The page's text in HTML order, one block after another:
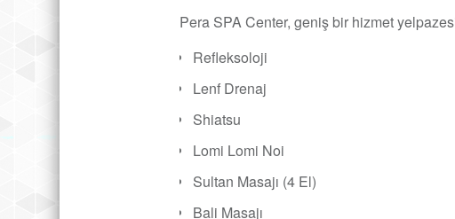
Pera SPA Center, geniş bir hizmet
Refleksoloji
Lenf Drenaj
Shiatsu
Lomi Lomi Noi
Sultan Masajı (4 El)
Bali Masajı